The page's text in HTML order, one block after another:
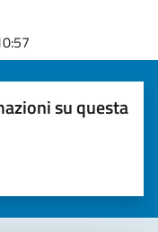
su questa
5 stelle)la chiarezza delle